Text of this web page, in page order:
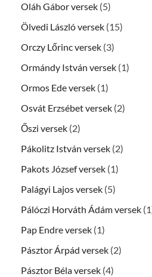
Oláh Gábor versek (5)
Ölvedi László versek (15)
Orczy Lőrinc versek (3)
Ormándy István versek (1)
Ormos Ede versek (1)
Osvát Erzsébet versek (2)
Őszi versek (2)
Pákolitz István versek (2)
Pakots József versek (1)
Palágyi Lajos versek (5)
Pálóczi Horváth Ádám versek
Pap Endre versek (1)
Pásztor Árpád versek (2)
Pásztor Béla versek (4)